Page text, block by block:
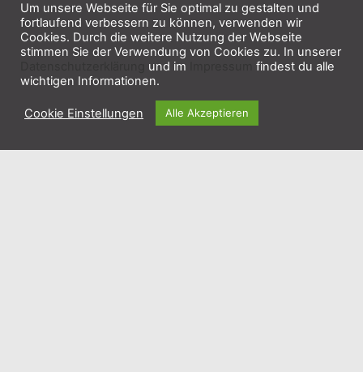
Um unsere Webseite für Sie optimal zu gestalten und
fortlaufend verbessern zu können, verwenden wir
Cookies. Durch die weitere Nutzung der Webseite
stimmen Sie der Verwendung von Cookies zu. In unserer
und im
findest du alle
wichtigen Informationen.
Cookie Einstellungen Alle Akzeptieren